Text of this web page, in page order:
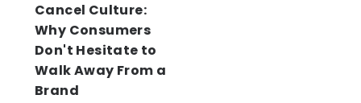
Cancel Culture:
Why Consumers
Don't Hesitate to
Walk Away From a
Brand